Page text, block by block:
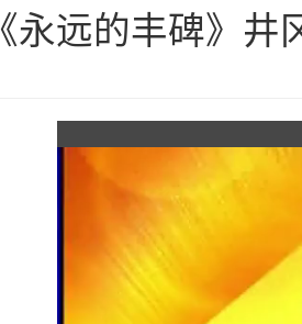
《永远的丰碑》